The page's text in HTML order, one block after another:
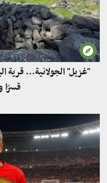
"غزيل" الجولانية... قرية
قسرًا